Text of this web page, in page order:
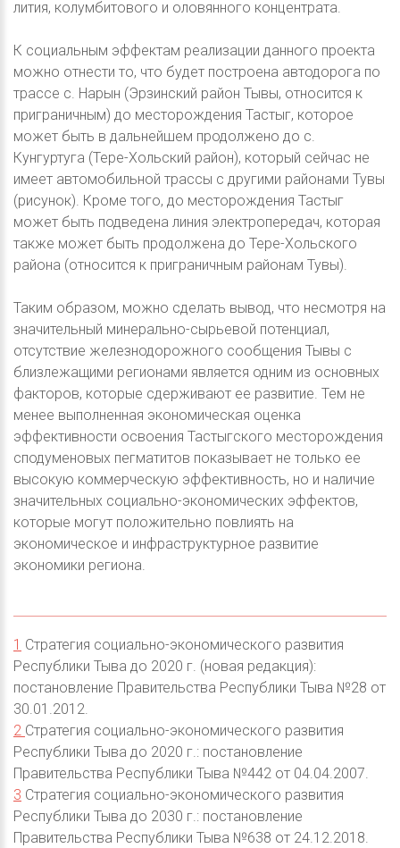
лития, колумбитового и оловянного концентрата.
К социальным эффектам реализации данного проекта
можно отнести то, что будет построена автодорога по
трассе с. Нарын (Эрзинский район Тывы, относится к
приграничным) до месторождения Тастыг, которое
может быть в дальнейшем продолжено до с.
Кунгуртуга (Тере-Хольский район), который сейчас не
имеет автомобильной трассы с другими районами Тувы
(рисунок). Кроме того, до месторождения Тастыг
может быть подведена линия электропередач, которая
также может быть продолжена до Тере-Хольского
района (относится к приграничным районам Тувы).
Таким образом, можно сделать вывод, что несмотря на
значительный минерально-сырьевой потенциал,
отсутствие железнодорожного сообщения Тывы с
близлежащими регионами является одним из основных
факторов, которые сдерживают ее развитие. Тем не
менее выполненная экономическая оценка
эффективности освоения Тастыгского месторождения
сподуменовых пегматитов показывает не только ее
высокую коммерческую эффективность, но и наличие
значительных социально-экономических эффектов,
которые могут положительно повлиять на
экономическое и инфраструктурное развитие
экономики региона.
1 Стратегия социально-экономического развития
Республики Тыва до 2020 г. (новая редакция):
постановление Правительства Республики Тыва №28 от
30.01.2012.
2 Стратегия социально-экономического развития
Республики Тыва до 2020 г.: постановление
Правительства Республики Тыва №442 от 04.04.2007.
3 Стратегия социально-экономического развития
Республики Тыва до 2030 г.: постановление
Правительства Республики Тыва №638 от 24.12.2018.